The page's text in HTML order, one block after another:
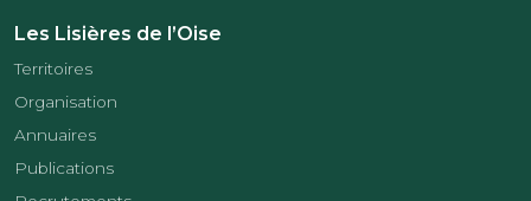
Les Lisières de l’Oise
Territoires
Organisation
Annuaires
Publications